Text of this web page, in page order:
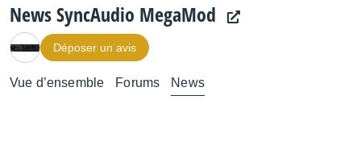
News SyncAudio MegaMod
Déposer un avis
Vue d’ensemble Forums News